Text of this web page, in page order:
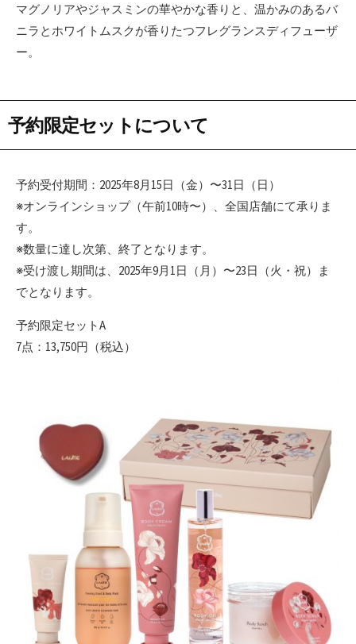
マグノリアやジャスミンの華やかな香りと、温かみのあるバ
ニラとホワイトムスクが香りたつフレグランスディフューザ
ー。
予約限定セットについて
予約受付期間：2025年8月15日（金）〜31日（日）
※オンラインショップ（午前10時〜）、全国店舗にて承りま
す。
※数量に達し次第、終了となります。
※受け渡し期間は、2025年9月1日（月）〜23日（火・祝）ま
でとなります。
予約限定セットA
7点：13,750円（税込）